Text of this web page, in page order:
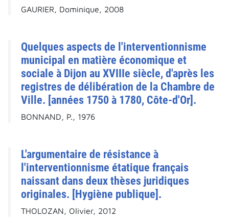
GAURIER, Dominique, 2008
Quelques aspects de l'interventionnisme
municipal en matière économique et
sociale à Dijon au XVIIIe siècle, d'après les
registres de délibération de la Chambre de
Ville. [années 1750 à 1780, Côte-d'Or].
BONNAND, P., 1976
L'argumentaire de résistance à
l'interventionnisme étatique français
naissant dans deux thèses juridiques
originales. [Hygiène publique].
THOLOZAN, Olivier, 2012